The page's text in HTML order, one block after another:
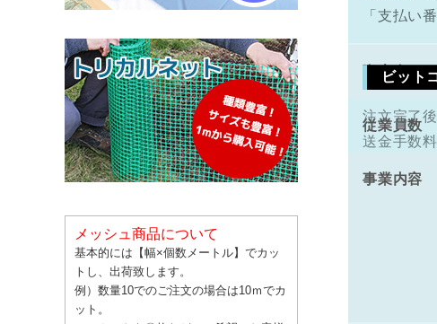
「支払い
ビット
注文完了
送金手数
資本金
従業員数
事業内容
メッシュ商品について
基本的には【幅×個数メートル】でカッ
トし、出荷致します。
例）数量10でのご注文の場合は10ｍでカ
ット。